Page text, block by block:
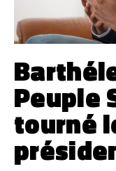
Peuple
tourné